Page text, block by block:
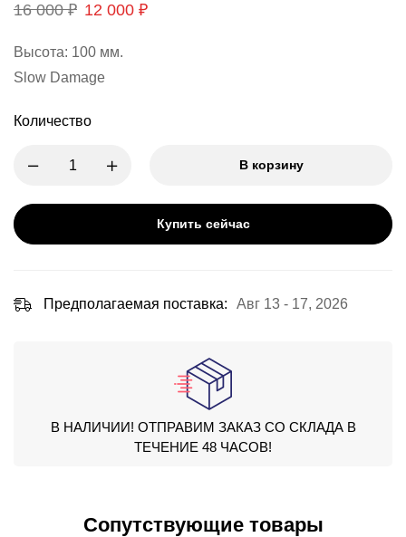
16 000₽ 12 000 ₽
Высота: 100 мм.
Slow Damage
Количество
В корзину
Купить сейчас
Предполагаемая поставка: Авг 13 - 17, 2026
В НАЛИЧИИ! ОТПРАВИМ ЗАКАЗ СО СКЛАДА В
ТЕЧЕНИЕ 48 ЧАСОВ!
Сопутствующие товары